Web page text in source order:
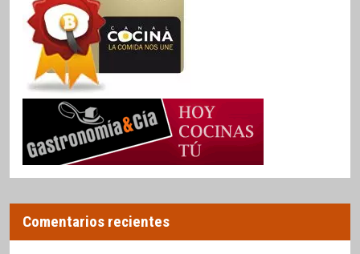
Comentarios recientes